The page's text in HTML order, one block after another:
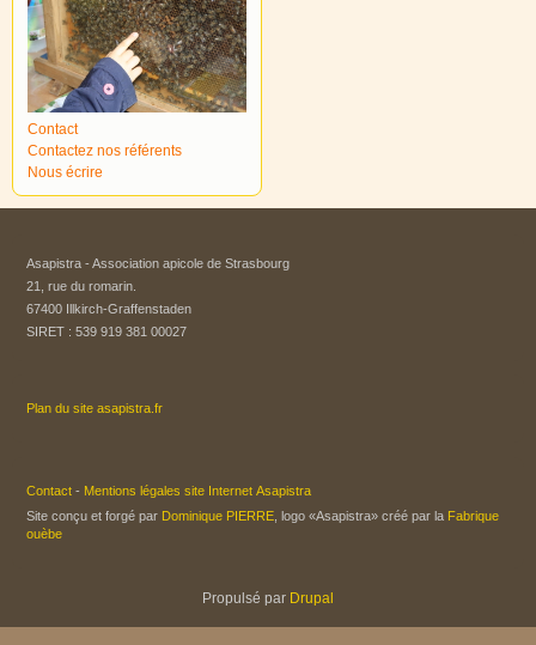
Contact
Contactez nos référents
Nous écrire
Asapistra - Association apicole de Strasbourg​
21, rue du romarin.
67400 Illkirch-Graffenstaden
SIRET : 539 919 381 00027
Plan du site asapistra.fr
Contact - Mentions légales site Internet Asapistra
Site conçu et forgé par Dominique PIERRE , logo «Asapistra» créé par la Fabrique
ouèbe
Propulsé par Drupal